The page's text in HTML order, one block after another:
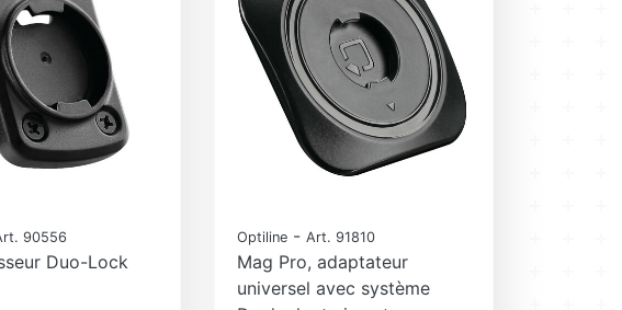
90556
Duo-Lock
Optiline - Art. 91810
Mag Pro, adaptateur
universel avec système